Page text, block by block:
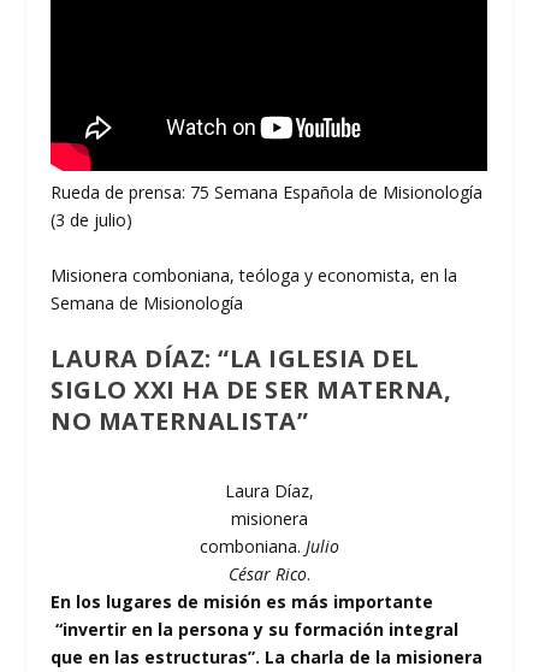
Rueda de prensa: 75 Semana Española de Misionología
(3 de julio)
Misionera comboniana, teóloga y economista, en la
Semana de Misionología
LAURA DÍAZ: “LA IGLESIA DEL
SIGLO XXI HA DE SER MATERNA,
NO MATERNALISTA”
Laura Díaz,
misionera
comboniana. Julio
César Rico.
En los lugares de misión es más importante
“invertir en la persona y su formación integral
que en las estructuras”. La charla de la misionera